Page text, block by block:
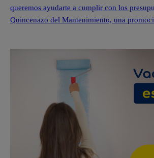
queremos ayudarte a cumplir con los
Quincenazo del Mantenimiento, una